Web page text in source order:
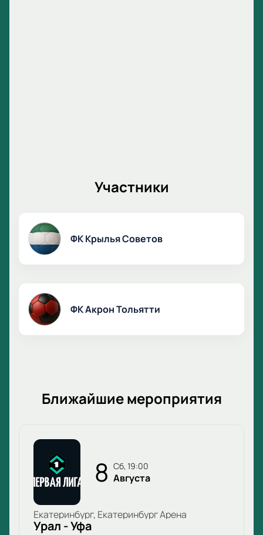
Участники
ФК Крылья Советов
ФК Акрон Тольятти
Ближайшие мероприятия
8 сб, 19:00
Августа
Екатеринбург, Екатеринбург Арена
Урал - Уфа